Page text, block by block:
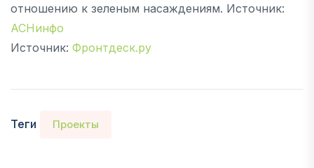
отношению к зеленым насаждениям. Источник:
АСНинфо
Источник: Фронтдеск.ру
Теги Проекты